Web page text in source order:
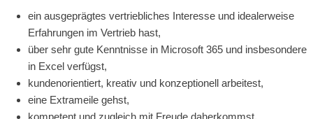
ein ausgeprägtes vertriebliches Interesse und idealerweise
Erfahrungen im Vertrieb hast,
über sehr gute Kenntnisse in Microsoft 365 und insbesondere
in Excel verfügst,
kundenorientiert, kreativ und konzeptionell arbeitest,
eine Extrameile gehst,